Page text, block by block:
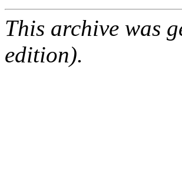
This archive was
edition).